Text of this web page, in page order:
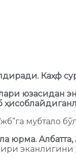
Каҳф
юзасидан
мубтало
эканлигини